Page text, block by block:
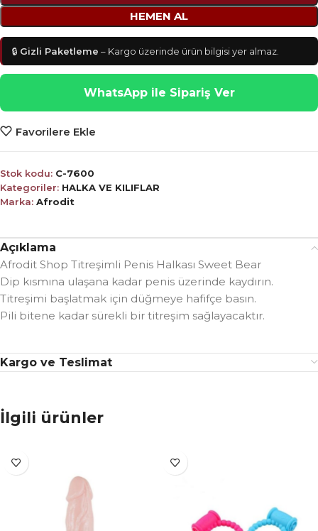
HEMEN AL
🔒 Gizli Paketleme – Kargo üzerinde ürün bilgisi yer almaz.
WhatsApp ile Sipariş Ver
Favorilere Ekle
Stok kodu: C-7600
Kategoriler: HALKA VE KILIFLAR
Marka: Afrodit
Açıklama
Afrodit Shop Titreşimli Penis Halkası Sweet Bear
Dip kısmına ulaşana kadar penis üzerinde kaydırın.
Titreşimi başlatmak için düğmeye hafifçe basın.
Pili bitene kadar sürekli bir titreşim sağlayacaktır.
Kargo ve Teslimat
İlgili ürünler